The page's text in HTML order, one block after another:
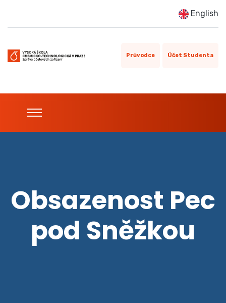
English
Průvodce Účet Studenta
Obsazenost Pec
pod Sněžkou